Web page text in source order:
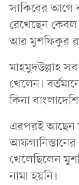
সাকিবের আগে
রেখেছেন কেবল
আর মুশফিকুর
মাহমুদউল্লাহ
খেলেন।
কিনা
এরপরই আছেন
আফগানিস্তানের
খেলেছিলেন
নামা হয়নি।